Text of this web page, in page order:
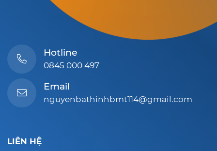
Hotline
0845 000 497
Email
nguyenbathinhbmt114@gmail.com
LIÊN HỆ